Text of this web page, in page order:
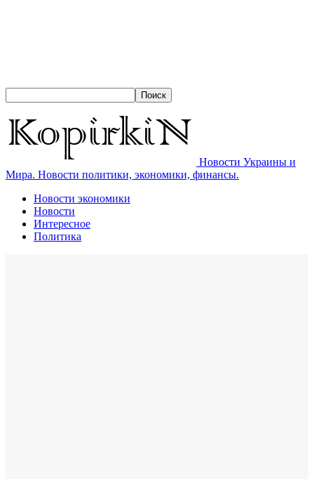
Новости Украины и
Мира. Новости политики, экономики, финансы.
Новости экономики
Новости
Интересное
Политика